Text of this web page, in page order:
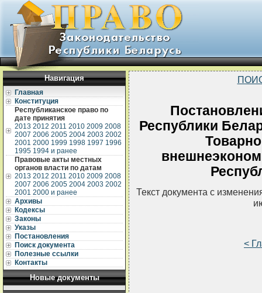
Навигация
Главная
Конституция
Республиканское право по
дате принятия
2013 2012 2011 2010 2009 2008
2007 2006 2005 2004 2003 2002
2001 2000 1999 1998 1997 1996
1995 1994 и ранее
Правовые акты местных
органов власти по датам
2013 2012 2011 2010 2009 2008
2007 2006 2005 2004 2003 2002
2001 2000 и ранее
Архивы
Кодексы
Законы
Указы
Постановления
Поиск документа
Полезные ссылки
Контакты
Новые документы
Республики
Текст документа с
<